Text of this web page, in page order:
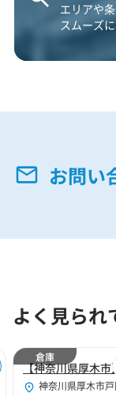
エリアや
スムーズ
お問い
よく見られ
神奈川県厚木市
倉庫